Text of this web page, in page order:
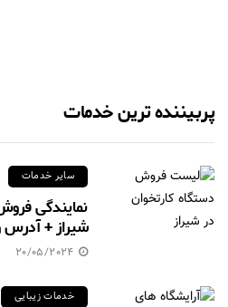
پربیننده ترین خدمات
سایر خدمات
نمایندگی
شیراز + آدرس
20/05/2024
خدمات زیبایی